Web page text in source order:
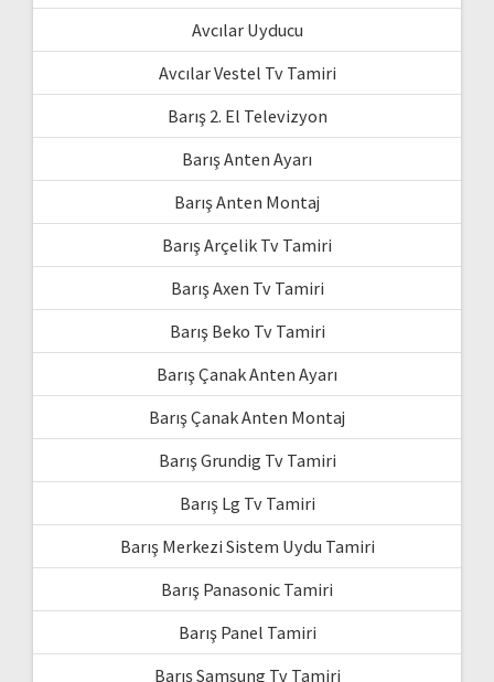
Avcılar Uyducu
Avcılar Vestel Tv Tamiri
Barış 2. El Televizyon
Barış Anten Ayarı
Barış Anten Montaj
Barış Arçelik Tv Tamiri
Barış Axen Tv Tamiri
Barış Beko Tv Tamiri
Barış Çanak Anten Ayarı
Barış Çanak Anten Montaj
Barış Grundig Tv Tamiri
Barış Lg Tv Tamiri
Barış Merkezi Sistem Uydu Tamiri
Barış Panasonic Tamiri
Barış Panel Tamiri
Barış Samsung Tv Tamiri